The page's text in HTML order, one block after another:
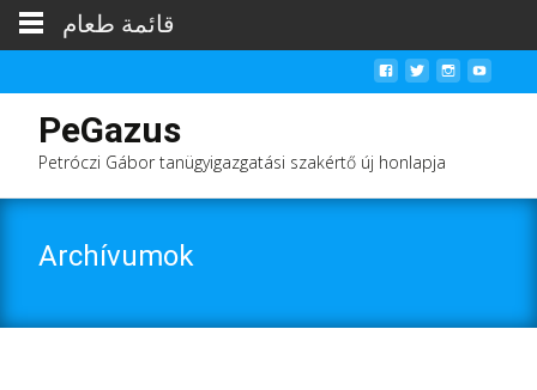
PeGazus
Petróczi Gábor tanügyigazgatási szakértő új honlapja
Archívumok
قائمة طعام